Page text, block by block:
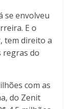
se envolveu
E o
tem direito a
regras do
com as
do Zenit